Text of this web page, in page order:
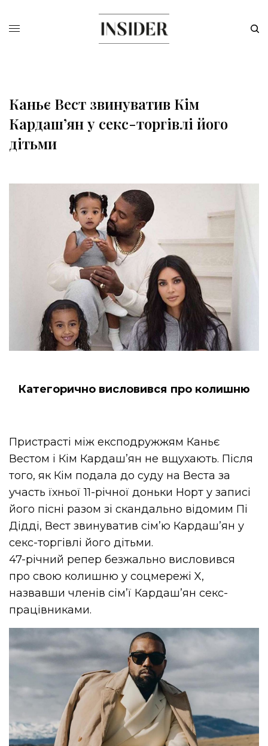
Каньє Вест звинуватив Кім
Кардашʼян у секс-торгівлі його
дітьми
Категорично висловився про колишню
Пристрасті між експодружжям Каньє
Вестом і Кім Кардаш’ян не вщухають. Після
того, як Кім подала до суду на Веста за
участь їхньої 11-річної доньки Норт у записі
його пісні разом зі скандально відомим Пі
Дідді, Вест звинуватив сім’ю Кардаш’ян у
секс-торгівлі його дітьми.
47-річний репер безжально висловився
про свою колишню у соцмережі X,
назвавши членів сім’ї Кардаш’ян секс-
працівниками.